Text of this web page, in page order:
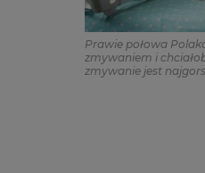
Prawie połowa
zmywaniem i
zmywanie jest